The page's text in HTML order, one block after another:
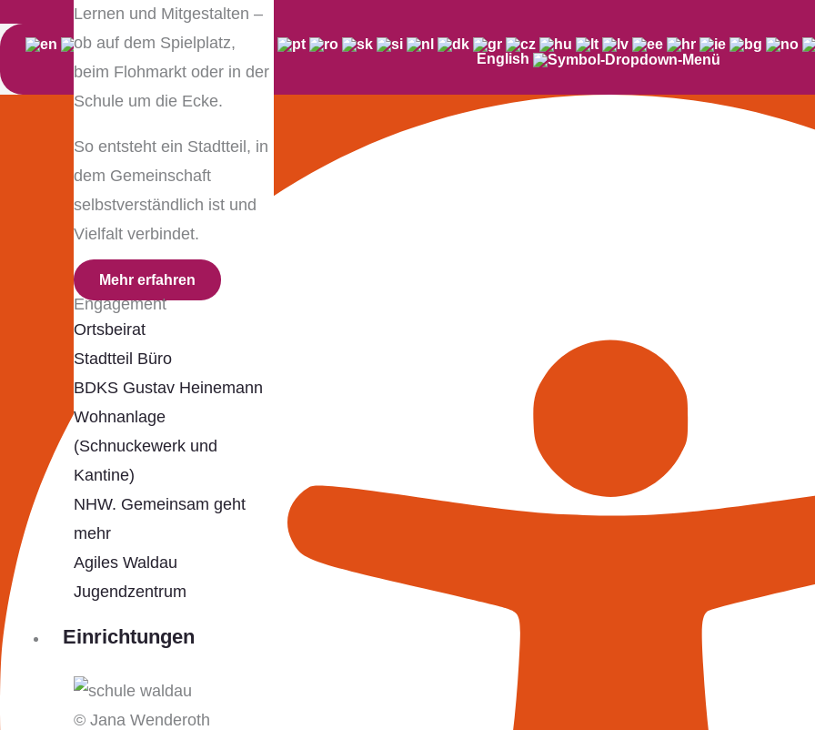
Lernen und Mitgestalten –
ob auf dem Spielplatz,
beim Flohmarkt oder in der
Schule um die Ecke.
So entsteht ein Stadtteil, in
dem Gemeinschaft
selbstverständlich ist und
Vielfalt verbindet.
Mehr erfahren
Engagement
Ortsbeirat
Stadtteil Büro
BDKS Gustav Heinemann
Wohnanlage
(Schnuckewerk und
Kantine)
NHW. Gemeinsam geht
mehr
Agiles Waldau
Jugendzentrum
Einrichtungen
© Jana Wenderoth
English